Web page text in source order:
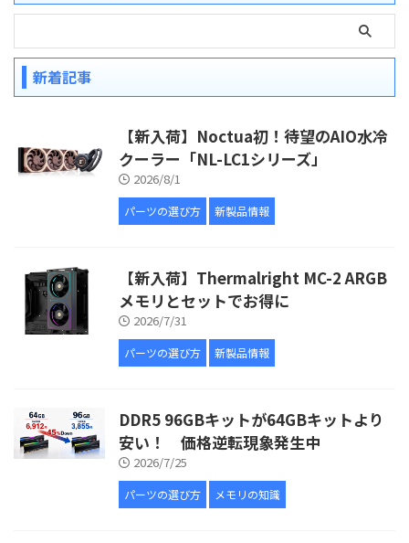
新着記事
【新入荷】Noctua初！待望のAIO水冷
クーラー「NL-LC1シリーズ」
2026/8/1
パーツの選び方 新製品情報
【新入荷】Thermalright MC-2 ARGB
メモリとセットでお得に
2026/7/31
パーツの選び方 新製品情報
DDR5 96GBキットが64GBキットより
安い！ 価格逆転現象発生中
2026/7/25
パーツの選び方 メモリの知識